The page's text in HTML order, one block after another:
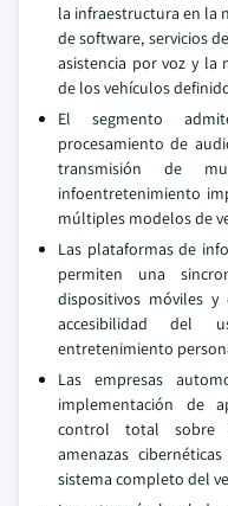
la infraestructura en la
de software, servicios
asistencia por voz y la
de los vehículos
El segmento
procesamiento de
transmisión de
infoentretenimiento
múltiples modelos de
Las plataformas de
permiten una
dispositivos móviles y
accesibilidad del
entretenimiento
Las empresas
implementación de
control total sobre
amenazas
sistema completo del